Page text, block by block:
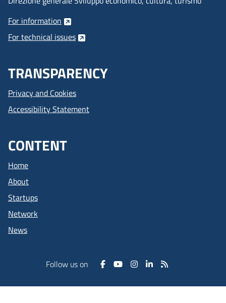
For information
For technical issues
TRANSPARENCY
Privacy and Cookies
Accessibility Statement
CONTENT
Home
About
Startups
Network
News
Follow us on